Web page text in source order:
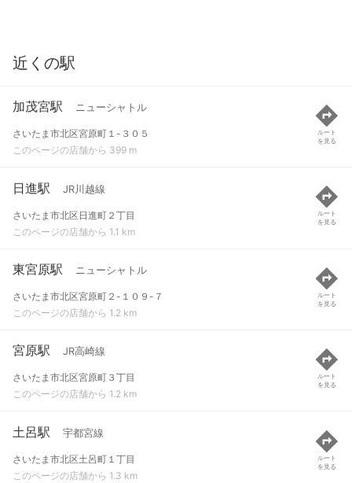
近くの駅
加茂宮駅 ニューシャトル
さいたま市北区宮原町１-３０５
このページの店舗から 399 m
ルート
を見る
日進駅 JR川越線
さいたま市北区日進町２丁目
このページの店舗から 1.1 km
ルート
を見る
東宮原駅 ニューシャトル
さいたま市北区宮原町２-１０９-７
このページの店舗から 1.2 km
ルート
を見る
宮原駅 JR高崎線
さいたま市北区宮原町３丁目
このページの店舗から 1.2 km
ルート
を見る
土呂駅 宇都宮線
さいたま市北区土呂町１丁目
このページの店舗から 1.3 km
ルート
を見る